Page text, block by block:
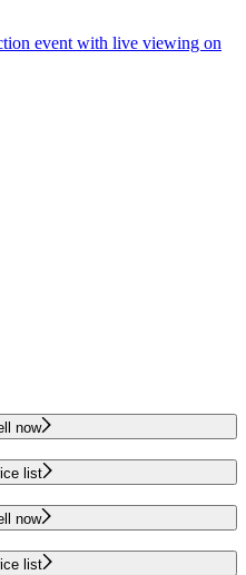
event with live viewing on
now
list
now
list